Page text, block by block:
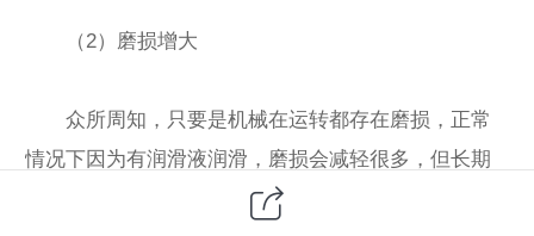
（2）磨损增大
众所周知，只要是机械在运转都存在磨损，正常
情况下因为有润滑液润滑，磨损会减轻很多，但长期
高速运转，磨损是在慢慢增大的。以瑞典SKF轴承为